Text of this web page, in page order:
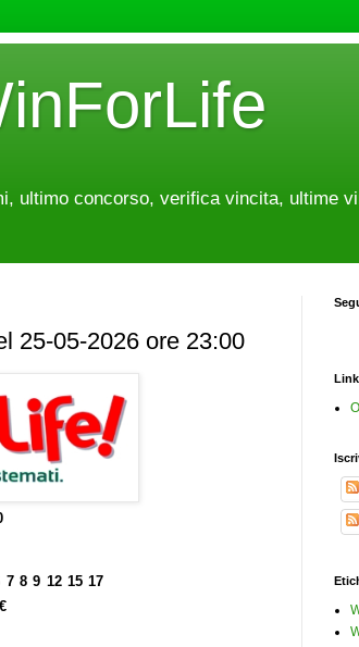
ultimo concorso, verifica vincita, ultime
25-05-2026 ore 23:00
7 8 9 12 15 17